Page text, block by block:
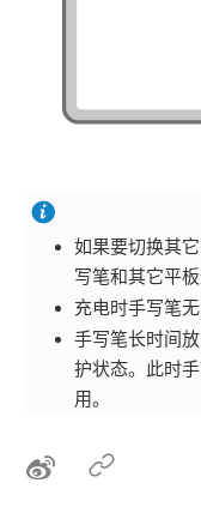
如果要切换其
写笔和其它平板
充电时手写笔无
手写笔长时间
护状态。此时
用。